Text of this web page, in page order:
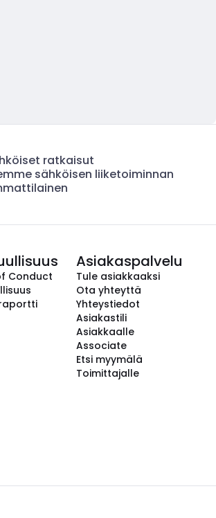
ratkaisut
sähköisen liiketoiminnan
Conduct
Asiakaspalvelu
Tule asiakkaaksi
Ota yhteyttä
Yhteystiedot
Asiakastili
Asiakkaalle
Associate
Etsi myymälä
Toimittajalle